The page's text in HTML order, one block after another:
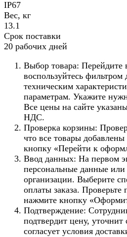
IP67
Вес, кг
13.1
Срок поставки
20 рабочих дней
Выбор товара: Перейдите
воспользуйтесь фильтром
техническим
параметрам. Укажите
Все цены на сайте
НДС.
Проверка корзины:
что все товары
кнопку «Перейти к
Ввод данных: На первом
персональные данные
организации. Выберите
оплаты заказа.
нажмите кнопку
Подтверждение:
подтвердит цену, уточнит
согласует условия